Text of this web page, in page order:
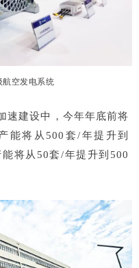
航空发电系统
速建设中，今年年底前将
能将从500套/年提升到
将从50套/年提升到500